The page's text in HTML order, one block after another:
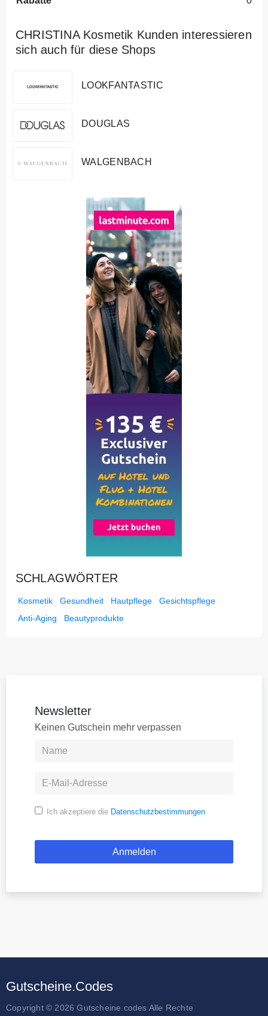
CHRISTINA Kosmetik Kunden interessieren
sich auch für diese Shops
LOOKFANTASTIC
DOUGLAS
WALGENBACH
SCHLAGWÖRTER
Kosmetik Gesundheit Hautpflege
Gesichtspflege
Anti-Aging
Beautyprodukte
Newsletter
Keinen Gutschein mehr verpassen
Ich akzeptiere die Datenschutzbestimmungen
Gutscheine.Codes
Copyright © 2026 Gutscheine.codes Alle Rechte